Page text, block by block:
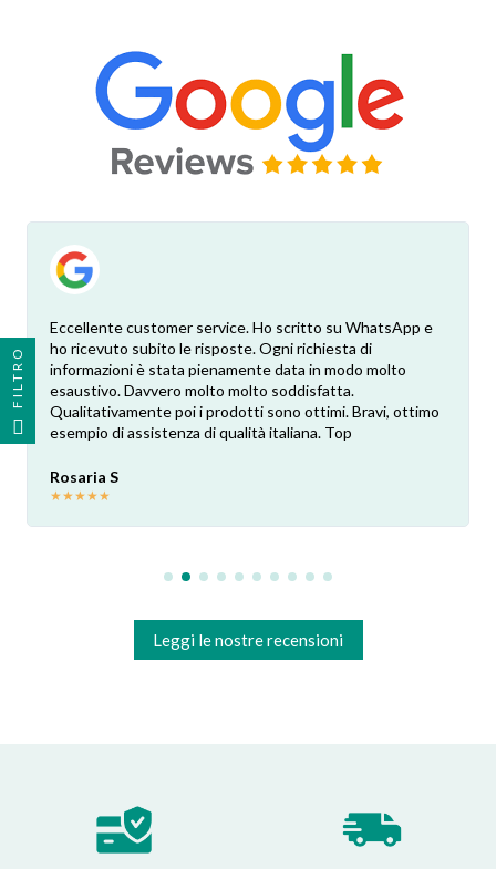
Eccellente customer service. Ho scritto su WhatsApp e
ho ricevuto subito le risposte. Ogni richiesta di
informazioni è stata pienamente data in modo molto
esaustivo. Davvero molto molto soddisfatta.
Qualitativamente poi i prodotti sono ottimi. Bravi, ottimo
esempio di assistenza di qualità italiana. Top
Rosaria S
★★★★★
Leggi le nostre recensioni
FILTRO